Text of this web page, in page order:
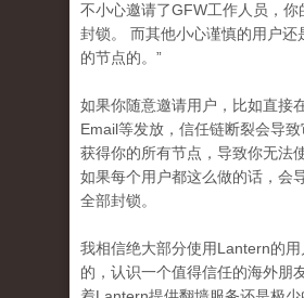
不小心邀请了GFW工作人员，你
封锁。 而其他小心谨慎的用户还
的节点的。”
如果你随意邀请用户，比如直接
Email等发放，信任链断裂会导
获得你的所有节点，导致你无法
如果每个用户都这么做的话，会
全部封锁。
我相信绝大部分使用Lantern的
的，认识一个值得信任的海外朋